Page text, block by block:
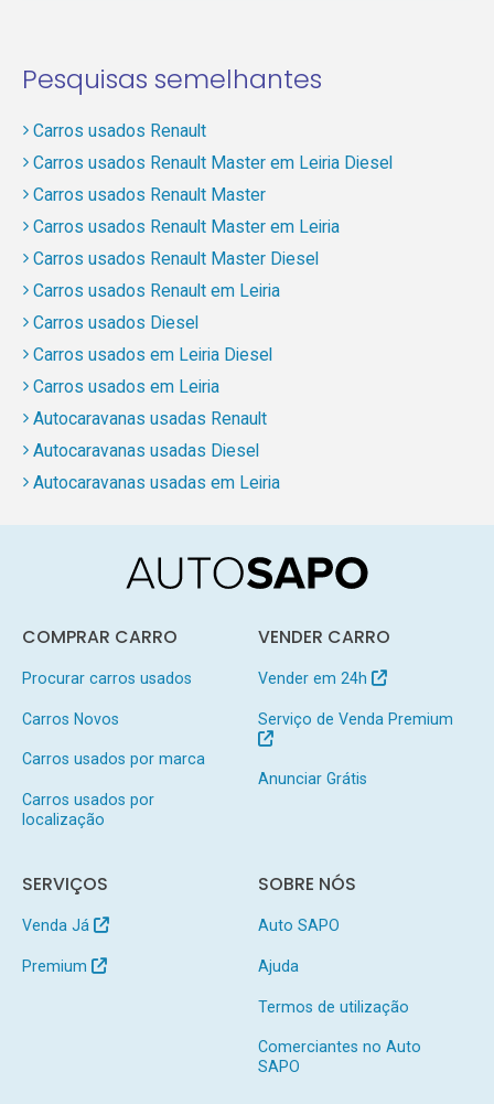
Pesquisas semelhantes
Carros usados Renault
Carros usados Renault Master em Leiria Diesel
Carros usados Renault Master
Carros usados Renault Master em Leiria
Carros usados Renault Master Diesel
Carros usados Renault em Leiria
Carros usados Diesel
Carros usados em Leiria Diesel
Carros usados em Leiria
Autocaravanas usadas Renault
Autocaravanas usadas Diesel
Autocaravanas usadas em Leiria
COMPRAR CARRO
Procurar carros usados
Carros Novos
Carros usados por marca
Carros usados por
localização
VENDER CARRO
Vender em 24h
Serviço de Venda Premium
Anunciar Grátis
SERVIÇOS
Venda Já
Premium
SOBRE NÓS
Auto SAPO
Ajuda
Termos de utilização
Comerciantes no Auto
SAPO